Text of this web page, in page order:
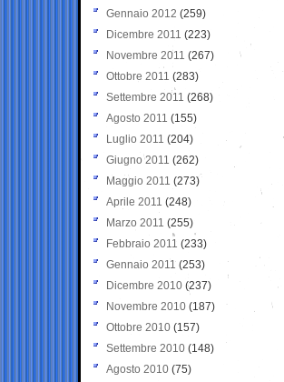
Gennaio 2012 (259)
Dicembre 2011 (223)
Novembre 2011 (267)
Ottobre 2011 (283)
Settembre 2011 (268)
Agosto 2011 (155)
Luglio 2011 (204)
Giugno 2011 (262)
Maggio 2011 (273)
Aprile 2011 (248)
Marzo 2011 (255)
Febbraio 2011 (233)
Gennaio 2011 (253)
Dicembre 2010 (237)
Novembre 2010 (187)
Ottobre 2010 (157)
Settembre 2010 (148)
Agosto 2010 (75)